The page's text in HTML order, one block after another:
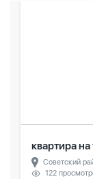
квартира
Советский
122